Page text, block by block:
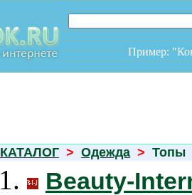
Пример:
КАТАЛОГ > Одежда > Топы
1.
Beauty-